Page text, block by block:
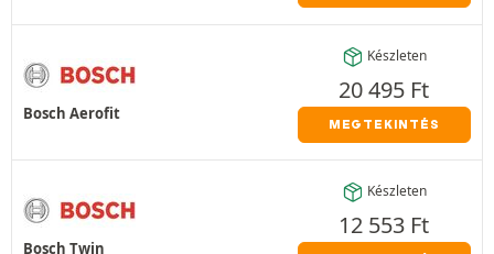
Bosch Aerofit
Készleten
20 495 Ft
MEGTEKINTÉS
Bosch Twin
Készleten
12 553 Ft